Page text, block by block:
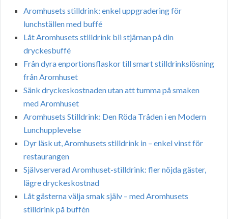
Aromhusets stilldrink: enkel uppgradering för
lunchställen med buffé
Låt Aromhusets stilldrink bli stjärnan på din
dryckesbuffé
Från dyra enportionsflaskor till smart stilldrinkslösning
från Aromhuset
Sänk dryckeskostnaden utan att tumma på smaken
med Aromhuset
Aromhusets Stilldrink: Den Röda Tråden i en Modern
Lunchupplevelse
Dyr läsk ut, Aromhusets stilldrink in – enkel vinst för
restaurangen
Självserverad Aromhuset-stilldrink: fler nöjda gäster,
lägre dryckeskostnad
Låt gästerna välja smak själv – med Aromhusets
stilldrink på buffén